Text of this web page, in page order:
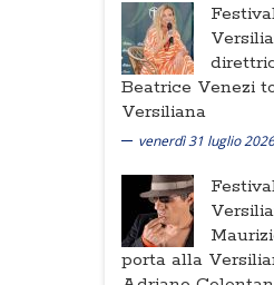
Beatrice Venezi
Versiliana
venerdì 31 luglio 2026
porta alla